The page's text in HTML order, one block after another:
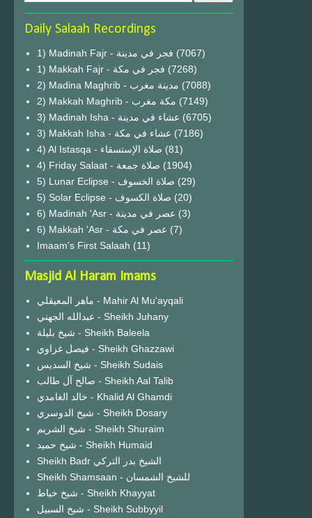
Daily Salaah Recordings
1) Madinah Fajr - فجر في مدينة (7067)
1) Makkah Fajr - فجر في مكة (7268)
2) Madina Maghrib - مدينة مغرب (7088)
2) Makkah Maghrib - مكة مغرب (7149)
3) Madinah Isha - عشاء في مدينة (6705)
3) Makkah Isha - عشاء في مكة (7186)
4) Al Istasqa - صلاة الإستسقاء (81)
4) Friday Salaat - صلاة جمعة (1904)
5) Lunar Eclipse - صلاة الخسوف (29)
(20)
6) Madinah 'Asr - عصر في مدينة (3)
6) Makkah 'Asr - عصر في مكة (7)
Imaam's First Salaah (11)
Masjid Al Haram Imams
ماهر المعيقلي - Mahir Al Mu'ayqali
عبدالله الجهني - Sheikh Juhany
شيخ بليلة - Sheikh Baleela
فيصل غزاوي - Sheikh Ghazzawi
شيخ السديس - Sheikh Sudais
صالح آل طالب - Sheikh Aal Talib
خالد الغامدي - Khalid Al Ghamdi
شيخ الدوسري - Sheikh Dosary
شيخ الشريم - Sheikh Shuraim
شيخ حميد - Sheikh Humaid
Sheikh Badr الشيخ بدر التركي
Sheikh Shamsaan - للشيخ الشمسان
شيخ خياط - Sheikh Khayyat
شيخ السبيل - Sheikh Subbyyil